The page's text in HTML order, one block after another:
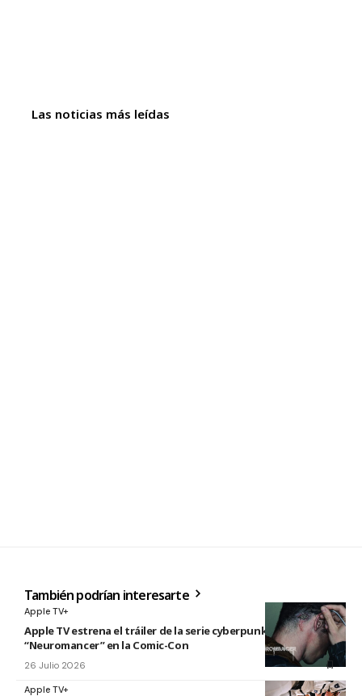
Las noticias más leídas
También podrían interesarte
Apple TV+
Apple TV estrena el tráiler de la serie cyberpunk
“Neuromancer” en la Comic-Con
26 Julio 2026
Apple TV+